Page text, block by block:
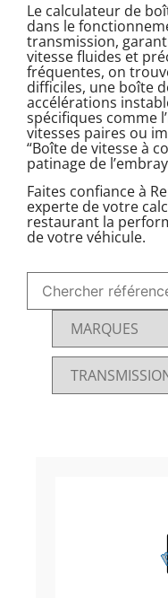
Le calculateur de
dans le
transmission,
vitesse fluides et
fréquentes, on
difficiles, une boîte
accélérations
spécifiques comme
vitesses paires ou
“Boîte de vitesse à
patinage de
Faites confiance à
experte de votre
restaurant la
de votre véhicule.